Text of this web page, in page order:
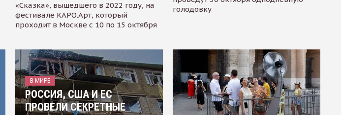
«Сказка», вышедшего в 2022 году, на
фестивале КАРО.Арт, который
проходит в Москве с 10 по 15 октября
голодовку
В МИРЕ
РОССИЯ, США И ЕС
ПРОВЕЛИ СЕКРЕТНЫЕ